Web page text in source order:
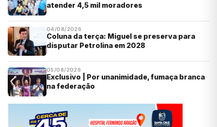
atender 4,5 mil moradores
04/08/2026
Coluna da terça: Miguel se preserva para
disputar Petrolina em 2028
05/08/2026
Exclusivo | Por unanimidade, fumaça branca
na federação